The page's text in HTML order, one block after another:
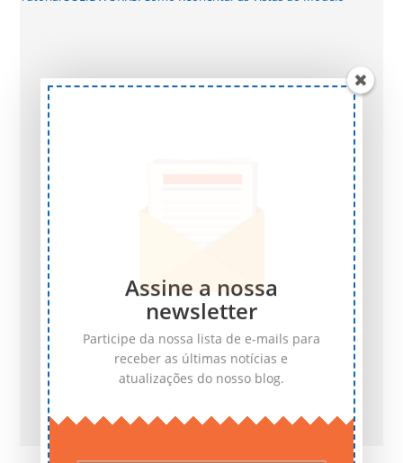
Assine a nossa
newsletter
Participe da nossa lista de e-mails para
receber as últimas notícias e
atualizações do nosso blog.